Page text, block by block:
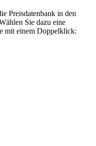
Preisdatenbank in den
Sie dazu eine
mit einem Doppelklick: